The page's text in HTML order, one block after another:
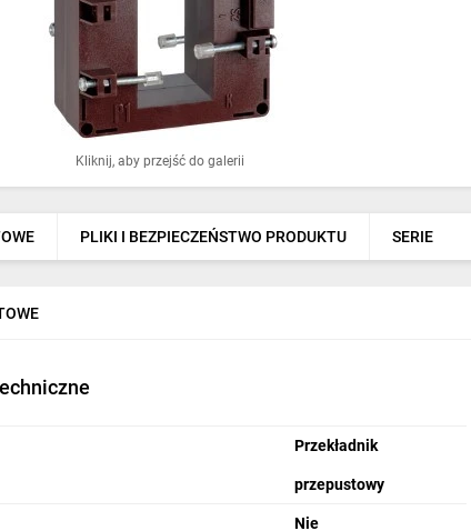
Kliknij, aby przejść do galerii
PLIKI I BEZPIECZEŃSTWO PRODUKTU SERIE
Przekładnik
przepustowy
Nie